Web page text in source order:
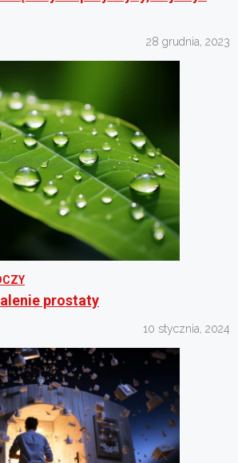
28 grudnia, 2023
prostaty
10 stycznia, 2024